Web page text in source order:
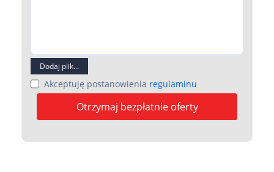
Dodaj plik...
Akceptuję postanowienia regulaminu
Otrzymaj bezpłatnie oferty